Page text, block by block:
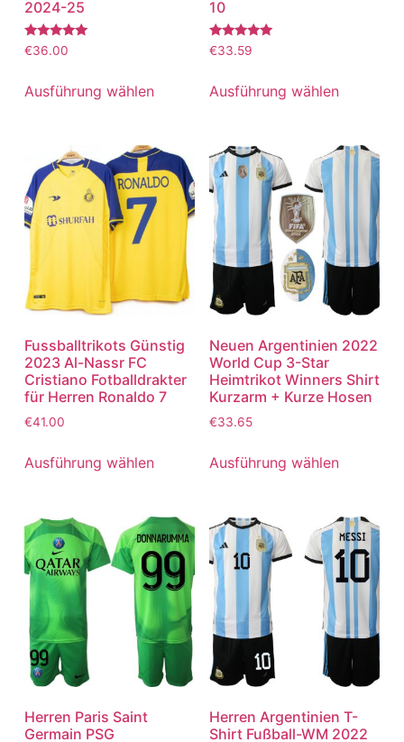
2024-25
Bewertet
mit
von 5
€36.00
Ausführung wählen
10
Bewertet
mit
von 5
€33.59
Ausführung wählen
Fussballtrikots Günstig
2023 Al-Nassr FC
Cristiano Fotballdrakter
für Herren Ronaldo 7
€41.00
Ausführung wählen
Neuen Argentinien 2022
World Cup 3-Star
Heimtrikot Winners Shirt
Kurzarm + Kurze Hosen
€33.65
Ausführung wählen
Herren Paris Saint
Germain PSG
Herren Argentinien T-
Shirt Fußball-WM 2022